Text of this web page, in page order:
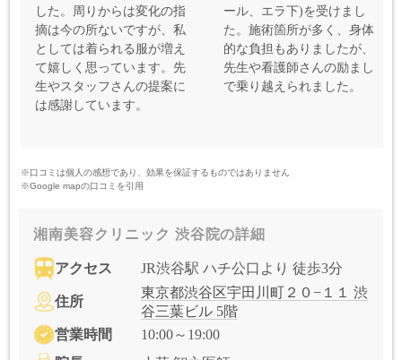
した。周りからは変化の指
摘は今の所ないですが、私
としては着られる服が増え
て嬉しく思っています。先
生やスタッフさんの提案に
は感謝しています。
ール、エラ下)を受けまし
た。施術箇所が多く、身体
的な負担もありましたが、
先生や看護師さんの励まし
で乗り越えられました。
※口コミは個人の感想であり、効果を保証するものではありません
※Google mapの口コミを引用
湘南美容クリニック 渋谷院の詳細
アクセス JR渋谷駅 ハチ公口より 徒歩3分
住所
東京都渋谷区宇田川町２０−１１ 渋
谷三葉ビル 5階
営業時間
10:00～19:00